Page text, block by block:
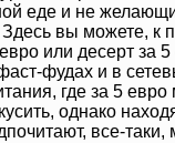
еде и не
вы можете, к
или десерт за
фудах и в
где за 5
однако
все-